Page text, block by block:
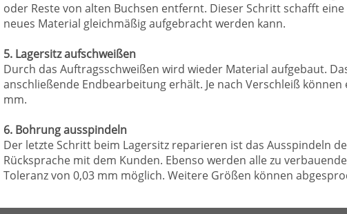
oder Reste von alten Buchsen entfernt. Dieser Schritt schafft
neues Material gleichmäßig aufgebracht werden kann.
5. Lagersitz aufschweißen
Durch das Auftragsschweißen wird wieder Material aufgebaut.
anschließende Endbearbeitung erhält. Je nach Verschleiß
mm.
6. Bohrung ausspindeln
Der letzte Schritt beim Lagersitz reparieren ist das Ausspindeln
Rücksprache mit dem Kunden. Ebenso werden alle zu
Toleranz von 0,03 mm möglich. Weitere Größen können